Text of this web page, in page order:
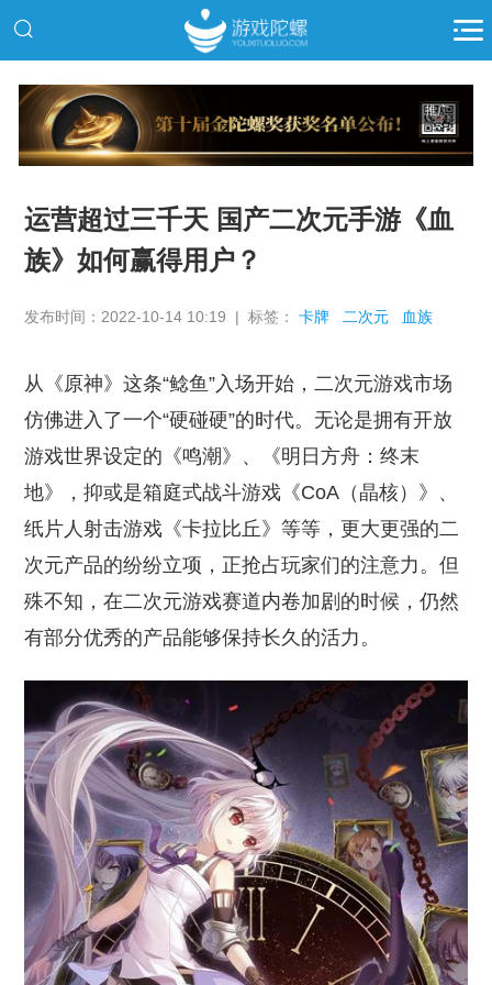
推广
运营超过三千天 国产二次元手游《血
族》如何赢得用户？
发布时间：2022-10-14 10:19 | 标签：卡牌 二次元 血族
从《原神》这条“鲶鱼”入场开始，二次元游戏市场
仿佛进入了一个“硬碰硬”的时代。无论是拥有开放
游戏世界设定的《鸣潮》、《明日方舟：终末
地》，抑或是箱庭式战斗游戏《CoA（晶核）》、
纸片人射击游戏《卡拉比丘》等等，更大更强的二
次元产品的纷纷立项，正抢占玩家们的注意力。但
殊不知，在二次元游戏赛道内卷加剧的时候，仍然
有部分优秀的产品能够保持长久的活力。